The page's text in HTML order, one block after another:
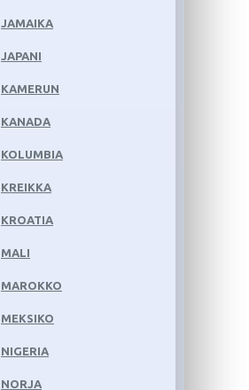
JAMAIKA
JAPANI
KAMERUN
KANADA
KOLUMBIA
KREIKKA
KROATIA
MALI
MAROKKO
MEKSIKO
NIGERIA
NORJA